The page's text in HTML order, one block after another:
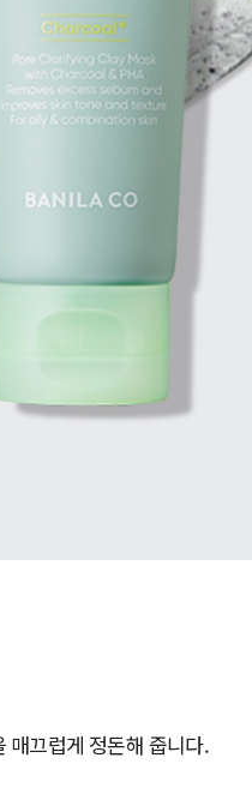
매끄럽게 정돈해 줍니다.